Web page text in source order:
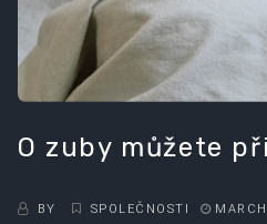
O zuby můžete
BY SPOLEČNOSTI